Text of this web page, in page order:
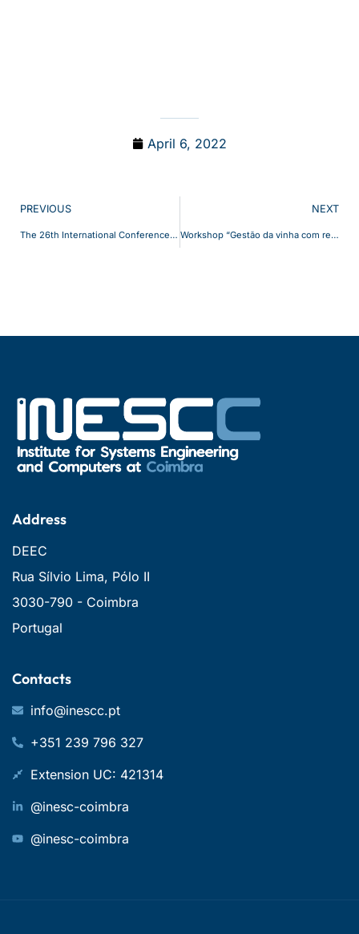
April 6, 2022
PREVIOUS
The 26th International Conference on Optical Network Design and Modelling 16-19 Maio 2022 (formato híbrido)
NEXT
Workshop “Gestão da vinha com recurso a Sistemas Inteligentes”
Address
DEEC
Rua Sílvio Lima, Pólo II
3030-790 - Coimbra
Portugal
Contacts
info@inescc.pt
+351 239 796 327
Extension UC: 421314
@inesc-coimbra
@inesc-coimbra